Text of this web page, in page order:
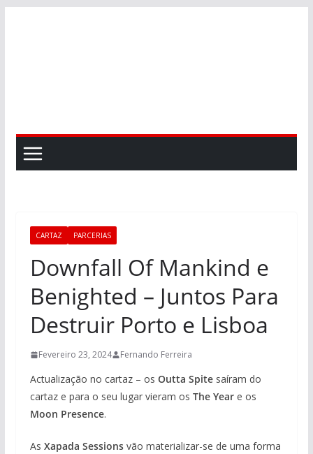
CARTAZ PARCERIAS
Downfall Of Mankind e
Benighted – Juntos Para
Destruir Porto e Lisboa
Fevereiro 23, 2024 Fernando Ferreira
Actualização no cartaz – os Outta Spitesaíram do
cartaz e para o seu lugar vieram os The Yeare os
Moon Presence.
As Xapada Sessionsvão materializar-se de uma forma